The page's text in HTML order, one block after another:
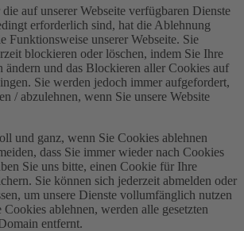
auf unserer Webseite verfügbaren Dienste
erforderlich sind, hat die Ablehnung
Funktionsweise unserer Webseite. Sie
blockieren oder löschen, indem Sie Ihre
ändern und das Blockieren aller Cookies auf
Sie werden jedoch immer aufgefordert,
/ abzulehnen, wenn Sie unsere Website
und ganz, wenn Sie Cookies ablehnen
dass Sie immer wieder nach Cookies
Sie uns bitte, einen Cookie für Ihre
Sie können sich jederzeit abmelden oder
um unsere Dienste vollumfänglich nutzen
ablehnen, werden alle gesetzten
entfernt.